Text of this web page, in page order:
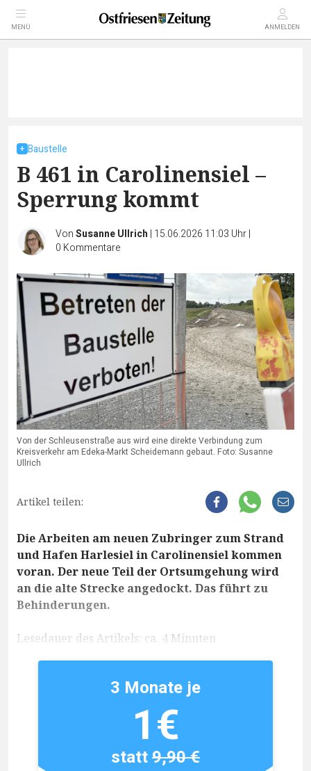
MENÜ ANMELDEN
Baustelle
B 461 in Carolinensiel –
Sperrung kommt
VonSusanne Ullrich | 15.06.2026 11:03 Uhr|
0 Kommentare
Von der Schleusenstraße aus wird eine direkte Verbindung zum
Kreisverkehr am Edeka-Markt Scheidemann gebaut. Foto: Susanne
Ullrich
Artikel teilen:
Die Arbeiten am neuen Zubringer zum Strand
und Hafen Harlesiel in Carolinensiel kommen
voran. Der neue Teil der Ortsumgehung wird
an die alte Strecke angedockt. Das führt zu
Behinderungen.
Lesedauer des Artikels: ca. 4 Minuten
3 Monate je
1€
statt9,90 €